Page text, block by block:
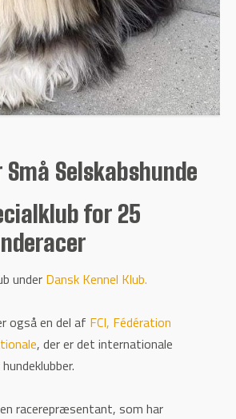
Selskabshunde
for 25
under Dansk Kennel Klub.
også en del af FCI, Fédération
, der er det internationale
racerepræsentant, som har